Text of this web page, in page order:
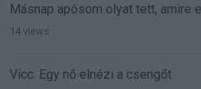
Másnap apósom olyat tett, amire
14 views
Vicc: Egy nő elnézi a csengőt